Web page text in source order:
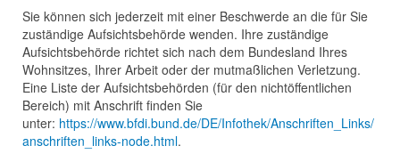
Sie können sich jederzeit mit einer Beschwerde an die für Sie
zuständige Aufsichtsbehörde wenden. Ihre zuständige
Aufsichtsbehörde richtet sich nach dem Bundesland Ihres
Wohnsitzes, Ihrer Arbeit oder der mutmaßlichen Verletzung.
Eine Liste der Aufsichtsbehörden (für den nichtöffentlichen
Bereich) mit Anschrift finden Sie
unter: https://www.bfdi.bund.de/DE/Infothek/Anschriften_Links/
anschriften_links-node.html.